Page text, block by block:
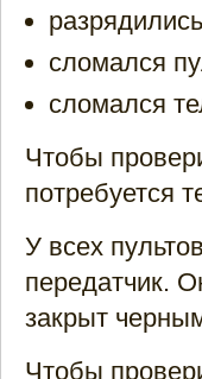
сломался
сломался
Чтобы
потребуется
У всех
передатчик.
закрыт
Чтобы